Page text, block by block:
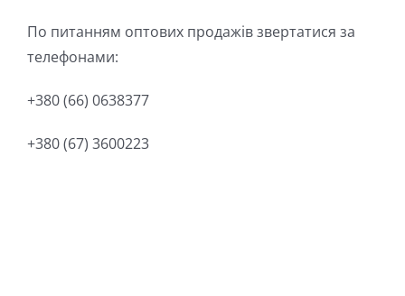
По питанням оптових продажів звертатися за
телефонами:
+380 (66) 0638377
+380 (67) 3600223